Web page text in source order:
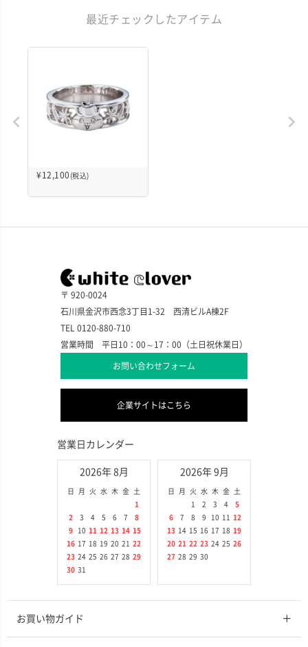
最近チェックしたアイテム
¥ 12,100 (税込)
〒 920-0024
石川県金沢市西念3丁目1-32 西清ビルA棟2F
TEL 0120-880-710
営業時間 平日10：00～17：00（土日祝休業日）
お問い合わせフォーム
企業サイトはこちら
営業日カレンダー
2026年 8月
日 月 火 水 木 金
土
1
2
3 4 5 6 7
8
9
10 11 12 13 14 15
16 17 18 19 20 21
22
23 24 25 26 27 28 29
30 31
2026年 9月
日 月 火 水 木 金
土
1
2 3 4
5
6
7 8 9 10 11
12
13 14 15 16 17 18 19
20 21 22 23 24 25 26
27 28 29 30
お買い物ガイド